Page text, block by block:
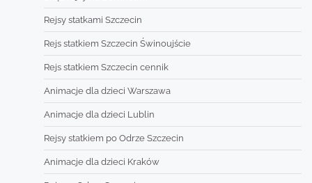
Rejsy statkami Szczecin
Rejs statkiem Szczecin Świnoujście
Rejs statkiem Szczecin cennik
Animacje dla dzieci Warszawa
Animacje dla dzieci Lublin
Rejsy statkiem po Odrze Szczecin
Animacje dla dzieci Kraków